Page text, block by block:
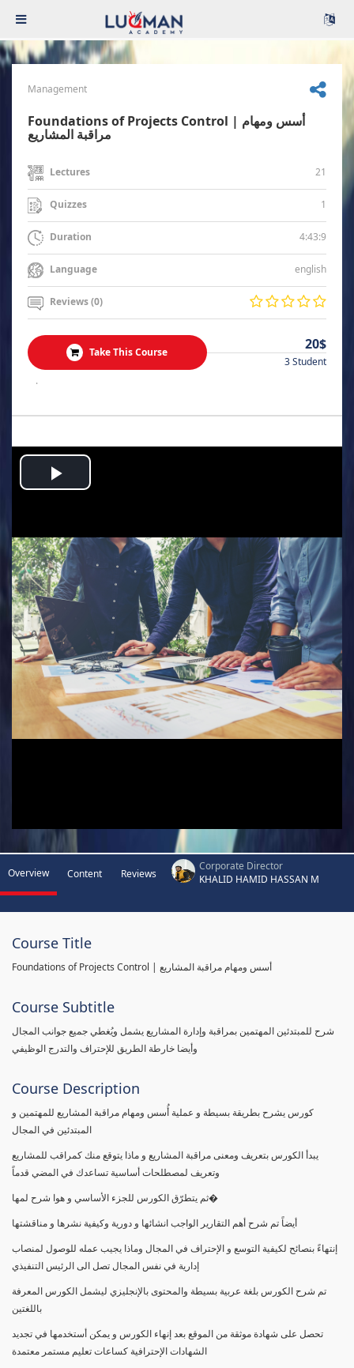
Management
Foundations of Projects Control | أسس ومهام
مراقبة المشاريع
Lectures 21
Quizzes 1
Duration 4:43:9
Language english
Reviews (0)
Take This Course 20$
3 Student
.
Play
Overview Content Reviews
Corporate Director
KHALID HAMID HASSAN M
Course Title
Foundations of Projects Control | أسس ومهام مراقبة المشاريع
Course Subtitle
شرح للمبتدئين المهتمين بمراقبة وإدارة المشاريع يشمل ويُغطي جميع جوانب المجال
وأيضا خارطة الطريق للإحتراف والتدرج الوظيفي
Course Description
كورس يشرح بطريقة بسيطة و عملية أُسس ومهام مراقبة المشاريع للمهتمين و
المبتدئين في المجال
يبدأ الكورس بتعريف ومعنى مراقبة المشاريع و ماذا يتوقع منك كمراقب للمشاريع
وتعريف لمصطلحات أساسية تساعدك في المضي قدماً
ثم يتطرّق الكورس للجزء الأساسي و هوا شرح لمها�
أيضاً تم شرح أهم التقارير الواجب انشائها و دورية وكيفية نشرها و مناقشتها
إنتهاءً بنصائح لكيفية التوسع و الإحتراف في المجال وماذا يجيب عمله للوصول لمنصاب
إدارية في نفس المجال تصل الى الرئيس التنفيذي
تم شرح الكورس بلغة عربية بسيطة والمحتوى بالإنجليزي ليشمل الكورس المعرفة
باللغتين
تحصل على شهادة موثقة من الموقع بعد إنهاء الكورس و يمكن أستخدمها في تجديد
الشهادات الإحترافية كساعات تعليم مستمر معتمدة